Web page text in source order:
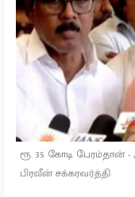
ரூ. 35 கோடி
பிரவீன் சக்கரவர்த்தி